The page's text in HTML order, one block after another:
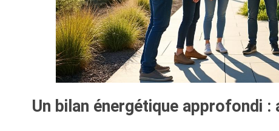
Un bilan énergétique approfondi :